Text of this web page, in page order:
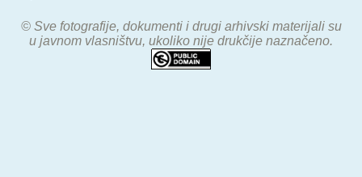
© Sve fotografije, dokumenti i drugi arhivski materijali su
u javnom vlasništvu, ukoliko nije drukčije naznačeno.